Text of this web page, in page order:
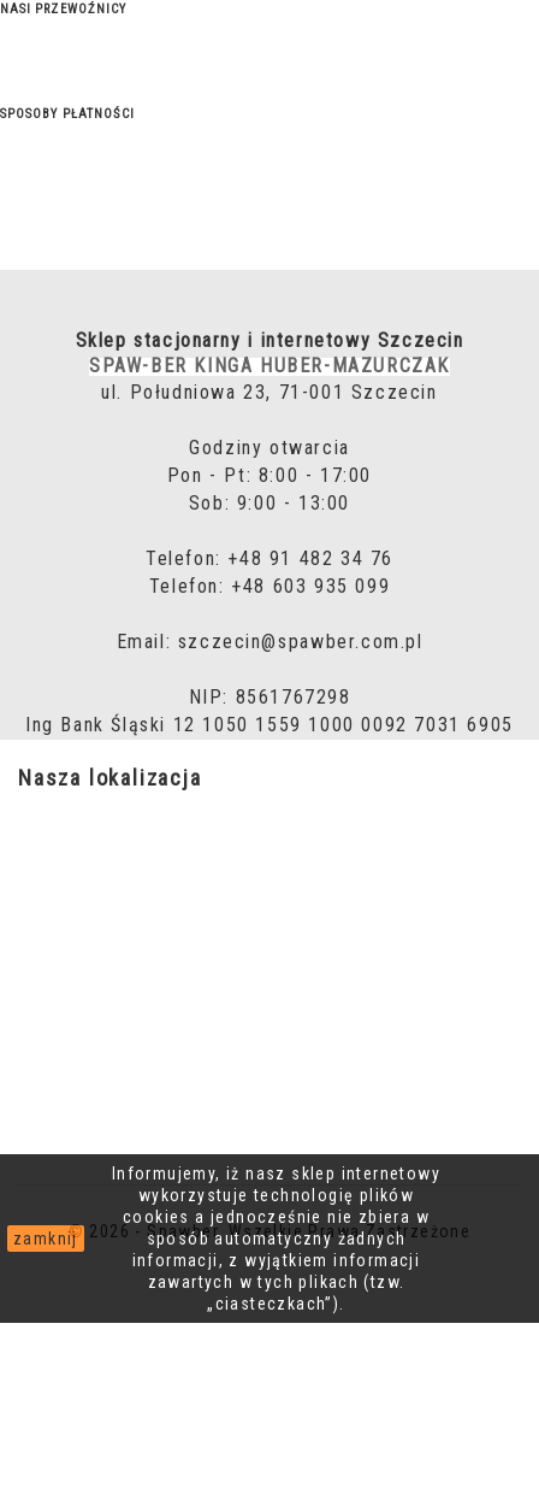
zamknij
Informujemy, iż nasz sklep internetowy
wykorzystuje technologię plików
cookies a jednocześnie nie zbiera w
sposób automatyczny żadnych
informacji, z wyjątkiem informacji
zawartych w tych plikach (tzw.
„ciasteczkach”).
NASI PRZEWOŹNICY
SPOSOBY PŁATNOŚCI
Sklep stacjonarny i internetowy Szczecin
SPAW-BER KINGA HUBER-MAZURCZAK
ul. Południowa 23, 71-001 Szczecin
Godziny otwarcia
Pon - Pt: 8:00 - 17:00
Sob: 9:00 - 13:00
Telefon: +48 91 482 34 76
Telefon: +48 603 935 099
Email: szczecin@spawber.com.pl
NIP: 8561767298
Ing Bank Śląski 12 1050 1559 1000 0092 7031 6905
Nasza lokalizacja
© 2026 - Spawber, Wszelkie Prawa Zastrzeżone